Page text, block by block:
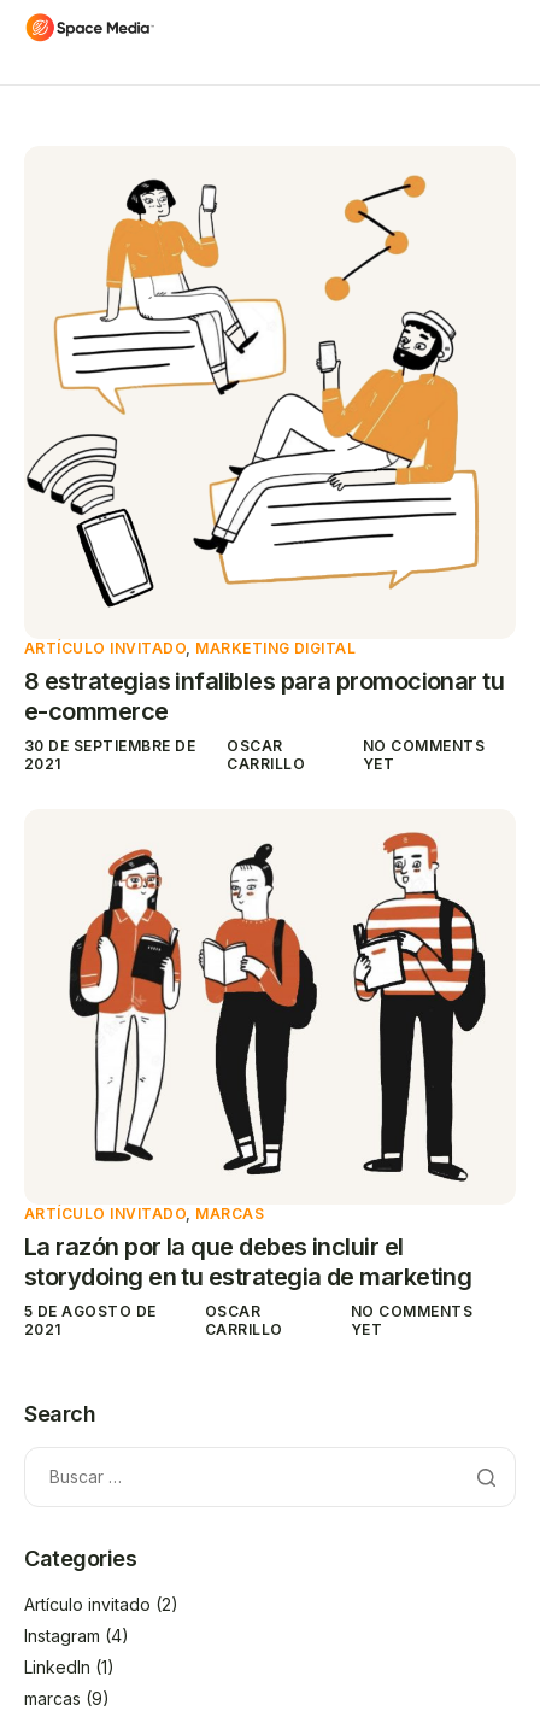
ARTÍCULO INVITADO, MARKETING DIGITAL
8 estrategias infalibles para promocionar tu
e-commerce
30 DE SEPTIEMBRE DE
2021
OSCAR
CARRILLO
NO COMMENTS
YET
ARTÍCULO INVITADO MARCAS
La razón por la que debes incluir el
storydoing en tu estrategia de marketing
5 DE AGOSTO DE
2021
OSCAR
CARRILLO
NO COMMENTS
YET
Search
Categories
Artículo invitado (2)
Instagram (4)
LinkedIn (1)
marcas (9)